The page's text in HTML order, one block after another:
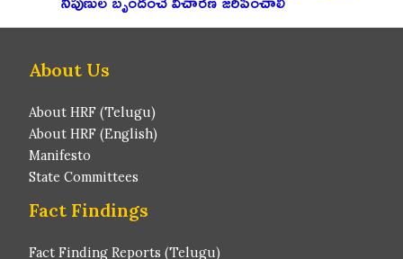
About Us
About HRF (Telugu)
About HRF (English)
Manifesto
State Committees
Fact Findings
Fact Finding Reports (Telugu)